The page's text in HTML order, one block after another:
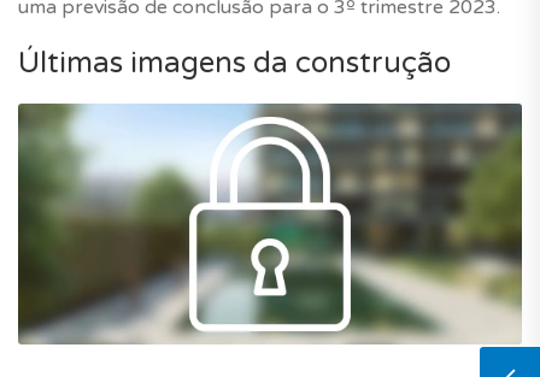
uma previsão de conclusão para o 3º trimestre 2023.
Últimas imagens da construção